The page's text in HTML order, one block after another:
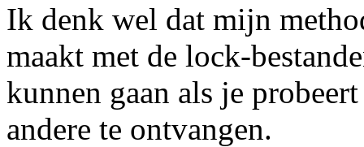
Ik denk wel dat mijn
maakt met de lock-
kunnen gaan als je
andere te ontvangen.